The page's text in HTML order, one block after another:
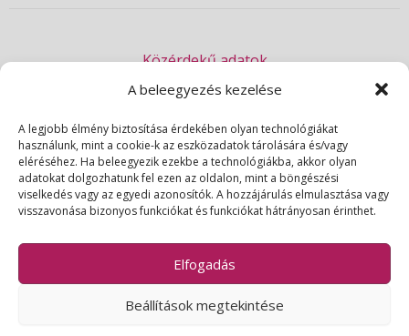
A beleegyezés kezelése
A legjobb élmény biztosítása érdekében olyan technológiákat
használunk, mint a cookie-k az eszközadatok tárolására és/vagy
eléréséhez. Ha beleegyezik ezekbe a technológiákba, akkor olyan
adatokat dolgozhatunk fel ezen az oldalon, mint a böngészési
viselkedés vagy az egyedi azonosítók. A hozzájárulás elmulasztása vagy
visszavonása bizonyos funkciókat és funkciókat hátrányosan érinthet.
Elfogadás
Beállítások megtekintése
Közérdekű adatok
Akadálymentességi nyilatkozat
Impresszum
Kapcsolat
© 2026 | Csili Művelődési Központ | Minden jog fenntartva